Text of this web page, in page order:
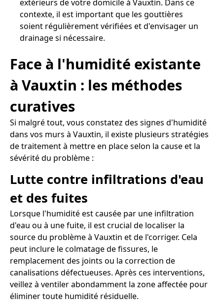
extérieurs de votre domicile à Vauxtin. Dans ce
contexte, il est important que les gouttières
soient régulièrement vérifiées et d'envisager un
drainage si nécessaire.
Face à l'humidité existante
à Vauxtin : les méthodes
curatives
Si malgré tout, vous constatez des signes d'humidité
dans vos murs à Vauxtin, il existe plusieurs stratégies
de traitement à mettre en place selon la cause et la
sévérité du problème :
Lutte contre infiltrations d'eau
et des fuites
Lorsque l'humidité est causée par une infiltration
d'eau ou à une fuite, il est crucial de localiser la
source du problème à Vauxtin et de l'corriger. Cela
peut inclure le colmatage de fissures, le
remplacement des joints ou la correction de
canalisations défectueuses. Après ces interventions,
veillez à ventiler abondamment la zone affectée pour
éliminer toute humidité résiduelle.